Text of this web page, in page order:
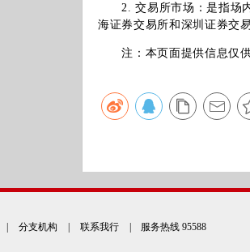
2. 交易所市场：是指场内
海证券交易所和深圳证券交
注：本页面提供信息仅供
分支机构 联系我行 | 服务热线 95588